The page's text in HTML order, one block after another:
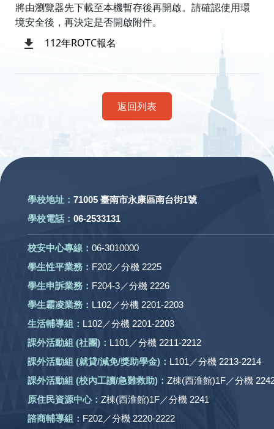
將由瀏覽器先下載至本機暫存後再開啟。請確認使用環
境安全後，再決定是否開啟附件。
112年ROTC報名
返回列表
學校地址： 71005 臺南市永康區南台街1號
學校電話： 06-2533131
校安中心專線： 06-3010000
學生性平業務： F202／分機 2225
學生申訴業務： F204-3／分機 2226
學生霸凌業務： L102／分機 2201-2203
生活輔導組： L102／分機 2201-2203
課外活動組 (社團) ： L101／分機 2211-2212
課外活動組 (就貸/減免/獎助學金)： L101／分機 2213-2214
課外活動組 (校內工讀/急難救助) ： Z棟(西淮館)1F／分機
原住民資源中心： Z棟(西淮館)1F／分機 2241
諮商輔導組： F202／分機 2220-2222